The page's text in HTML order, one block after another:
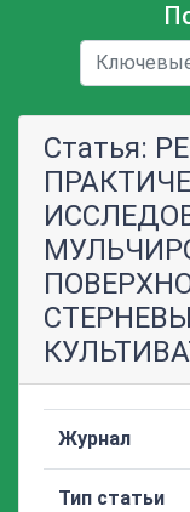
Статья:
Журнал
Тип статьи